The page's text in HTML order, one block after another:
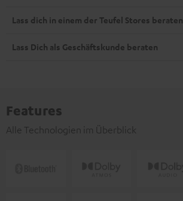
Lass dich in einem der Teufel Stores beraten
Lass Dich als Geschäftskunde beraten
Features
Alle Technologien im Überblick